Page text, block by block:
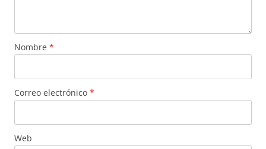
Nombre *
Correo electrónico *
Web